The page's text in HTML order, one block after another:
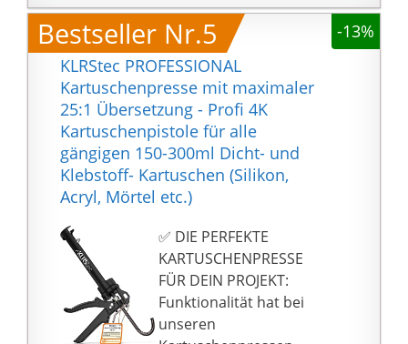
ihrem
glasfaserverstärkten
Kunststoff, welcher sie
leicht aber dennoch
robust macht - für
Hobby-
Heimwerkerarbeiten
aller Art
Sauberes und exaktes
Ergebnis: Durch den
automatischen
Tropfstopp der Silikon-
und Acrylpresse wird
eine präzise Dosierung
ermöglicht und das
Nachlaufen des
Bestseller Nr.5
-13%
KLRStec PROFESSIONAL
Kartuschenpresse mit maximaler
25:1 Übersetzung - Profi 4K
Kartuschenpistole für alle
gängigen 150-300ml Dicht- und
Klebstoff- Kartuschen (Silikon,
Acryl, Mörtel etc.)
✅ DIE PERFEKTE
KARTUSCHENPRESSE
FÜR DEIN PROJEKT:
Funktionalität hat bei
unseren